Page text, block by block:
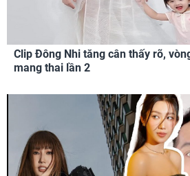
Clip Đông Nhi tăng cân thấy rõ,
mang thai lần 2